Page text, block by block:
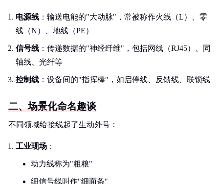
电源线 ：输送电能的"大动脉"，常被称作火线（L）、零
线（N）、地线（PE）
信号线 ：传递数据的"神经纤维"，包括网线（RJ45）、同
轴线、光纤等
控制线 ：设备间的"指挥棒"，如启停线、反馈线、联锁线
二、场景化命名趣谈
不同领域给接线起了生动外号：
工业现场 ：
动力线称为"粗粮"
细信号线叫作"细面条"